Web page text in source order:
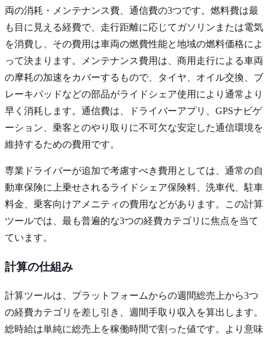
両の消耗・メンテナンス費、通信費の3つです。燃料費は最
も目に見える経費で、走行距離に応じてガソリンまたは電気
を消費し、その費用は車両の燃費性能と地域の燃料価格によ
って決まります。メンテナンス費用は、商用走行による車両
の摩耗の加速をカバーするもので、タイヤ、オイル交換、ブ
レーキパッドなどの部品がライドシェア使用により通常より
早く消耗します。通信費は、ドライバーアプリ、GPSナビゲ
ーション、乗客とのやり取りに不可欠な安定した通信環境を
維持するための費用です。
専業ドライバーが追加で考慮すべき費用としては、通常の自
動車保険に上乗せされるライドシェア保険料、洗車代、駐車
料金、乗客向けアメニティの費用などがあります。この計算
ツールでは、最も普遍的な3つの経費カテゴリに焦点を当て
ています。
計算の仕組み
計算ツールは、プラットフォームからの週間総売上から3つ
の経費カテゴリを差し引き、週間手取り収入を算出します。
総時給は単純に総売上を稼働時間で割った値です。より意味